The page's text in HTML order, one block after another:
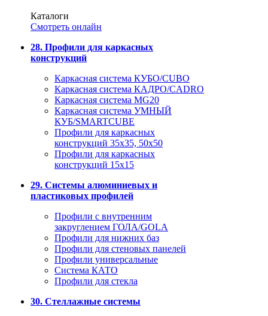
Каталоги
Смотреть онлайн
28. Профили для каркасных
конструкций
Каркасная система КУБО/CUBO
Каркасная система КАДРО/CADRO
Каркасная система MG20
Каркасная система УМНЫЙ
КУБ/SMARTCUBE
Профили для каркасных
конструкций 35x35, 50x50
Профили для каркасных
конструкций 15х15
29. Системы алюминиевых и
пластиковых профилей
Профили с внутренним
закруглением ГОЛА/GOLA
Профили для нижних баз
Профили для стеновых панелей
Профили универсальные
Система КАТО
Профили для стекла
30. Стеллажные системы